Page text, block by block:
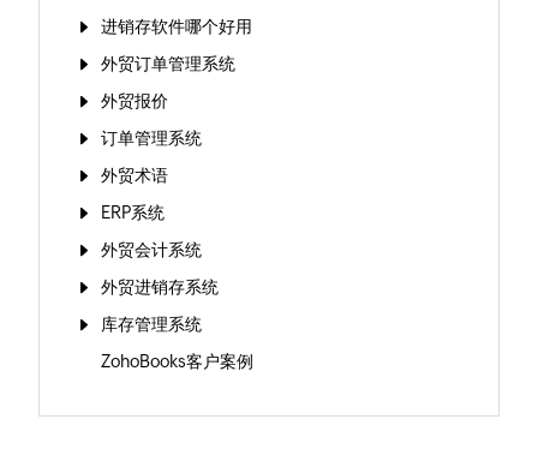
进销存软件哪个好用
外贸订单管理系统
外贸报价
订单管理系统
外贸术语
ERP系统
外贸会计系统
外贸进销存系统
库存管理系统
ZohoBooks客户案例